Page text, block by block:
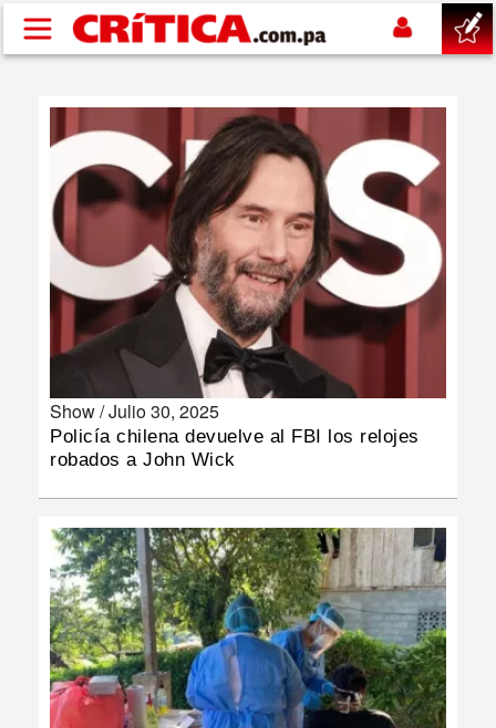
Pasar al contenido principal
NACIONAL
POLÍTICA
DEPORTES
INSÓLITAS
MULTIMEDIA
IMPRESO
Show /Julio 30, 2025
Policía chilena devuelve al FBI los relojes
robados a John Wick